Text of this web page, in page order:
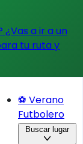
a ir a un
tu ruta y
⚽ Verano
Futbolero
Buscar lugar